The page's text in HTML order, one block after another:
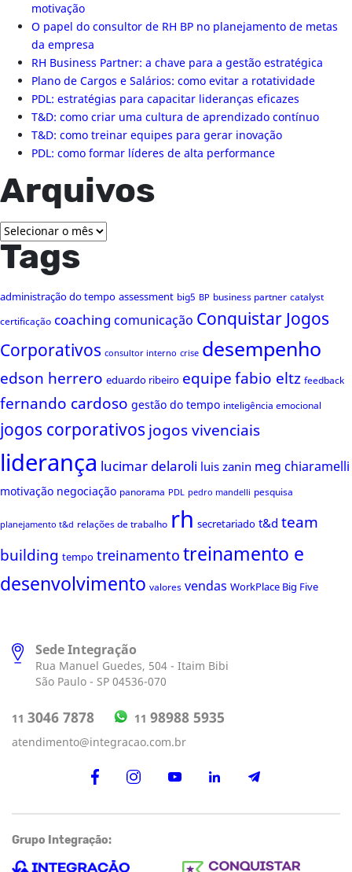
motivação
O papel do consultor de RH BP no planejamento de metas
da empresa
RH Business Partner: a chave para a gestão estratégica
Plano de Cargos e Salários: como evitar a rotatividade
PDL: estratégias para capacitar lideranças eficazes
T&D: como criar uma cultura de aprendizado contínuo
T&D: como treinar equipes para gerar inovação
PDL: como formar líderes de alta performance
Arquivos
Arquivos
Tags
administração do tempo assessment big5 BP business partner catalyst
certificação coaching comunicação Conquistar Jogos
Corporativos consultor interno crise desempenho
edson herrero eduardo ribeiro equipefabio eltz feedback
fernando cardoso gestão do tempo inteligência emocional
jogos corporativos jogos vivenciais
liderança lucimar delaroli luis zanin meg chiaramelli
motivação negociação panorama PDL pedro mandelli pesquisa
planejamento t&d relações de trabalho rh secretariado t&d team
building tempo treinamentotreinamento e
desenvolvimento valores vendas WorkPlace Big Five
Sede Integração
Rua Manuel Guedes, 504 - Itaim Bibi
São Paulo - SP 04536-070
11 3046 7878 11 98988 5935
atendimento@integracao.com.br
Grupo Integração: